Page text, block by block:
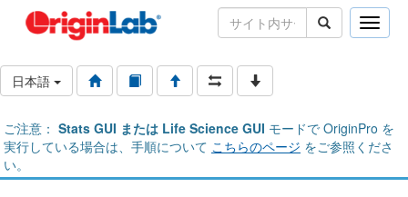
Toggle
日本語
ご注意： Stats GUI または Life Science GUI モードで OriginPro を
実行している場合は、手順について こちらのページ をご参照くださ
い。